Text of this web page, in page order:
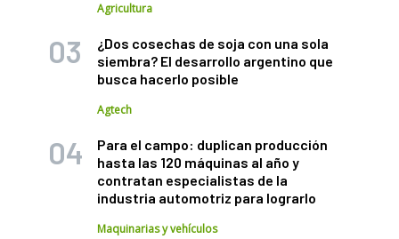
Agricultura
¿Dos cosechas de soja con una sola
siembra? El desarrollo argentino que
busca hacerlo posible
Agtech
Para el campo: duplican producción
hasta las 120 máquinas al año y
contratan especialistas de la
industria automotriz para lograrlo
Maquinarias y vehículos